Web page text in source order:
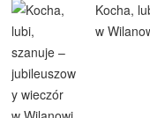
Kocha,
w